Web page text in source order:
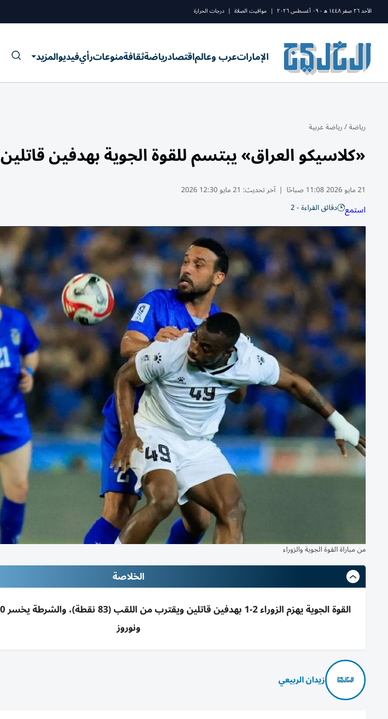
الأحد ٢٦ صفر ١٤٤٨ ه - ٠٩ أغسطس ٢٠٢٦ | مواقيت الصلاة | درجات الحرارة
الإماراتعرب وعالماقتصادرياضةثقافةمنوعاترأيفيديوالمزيد
رياضة/رياضة عربية
«كلاسيكو العراق» يبتسم للقوة الجوية بهدفين قاتلين
21 مايو 2026 11:08 صباحًا | آخر تحديث: 21 مايو 12:30 2026
استمع دقائق القراءة - 2
من مباراة القوة الجوية والزوراء
الخلاصة
ونوروز
زيدان الربيعي